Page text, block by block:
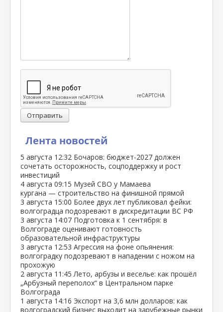
Лента новостей
5 августа 12:32 Бочаров: бюджет‑2027 должен
сочетать осторожность, соцподдержку и рост
инвестиций
4 августа 09:15 Музей СВО у Мамаева
кургана — строительство на финишной прямой
3 августа 15:00 Более двух лет публиковал фейки:
волгоградца подозревают в дискредитации ВС РФ
3 августа 14:07 Подготовка к 1 сентября: в
Волгограде оценивают готовность
образовательной инфраструктуры
3 августа 12:53 Агрессия на фоне опьянения:
волгоградку подозревают в нападении с ножом на
прохожую
2 августа 11:45 Лето, арбузы и веселье: как прошёл
„Арбузный переполох“ в Центральном парке
Волгограда
1 августа 14:16 Экспорт на 3,6 млн долларов: как
волгоградский бизнес выходит на зарубежные рынки
Отправить